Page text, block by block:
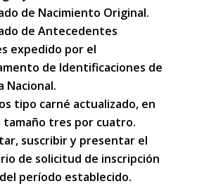
de Nacimiento Original.
de Antecedentes
expedido por el
de Identificaciones de
Nacional.
tipo carné actualizado, en
tamaño tres por cuatro.
suscribir y presentar el
de solicitud de inscripción
período establecido.